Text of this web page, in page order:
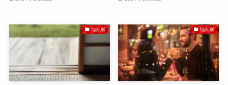
悩み別 悩み別